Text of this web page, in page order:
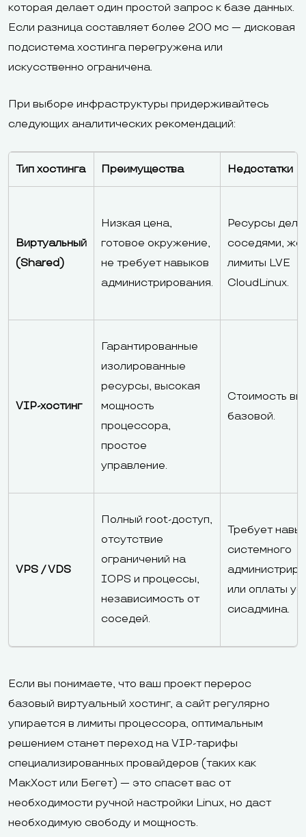
которая делает один простой запрос к базе данных.
Если разница составляет более 200 мс — дисковая
подсистема хостинга перегружена или
искусственно ограничена.
При выборе инфраструктуры придерживайтесь
следующих аналитических рекомендаций:
Тип хостинга Преимущества Недостатки
Виртуальный
(Shared)
Низкая цена,
готовое окружение,
не требует навыков
администрирования.
Ресурсы
соседями,
лимиты LVE
CloudLinux.
VIP-хостинг
Гарантированные
изолированные
ресурсы, высокая
мощность
процессора,
простое
управление.
Стоимость
базовой.
VPS / VDS
Полный root-доступ,
отсутствие
ограничений на
IOPS и процессы,
независимость от
соседей.
Требует
системного
или оплаты
сисадмина.
Если вы понимаете, что ваш проект перерос
базовый виртуальный хостинг, а сайт регулярно
упирается в лимиты процессора, оптимальным
решением станет переход на VIP-тарифы
специализированных провайдеров (таких как
МакХост или Бегет) — это спасет вас от
необходимости ручной настройки Linux, но даст
необходимую свободу и мощность.